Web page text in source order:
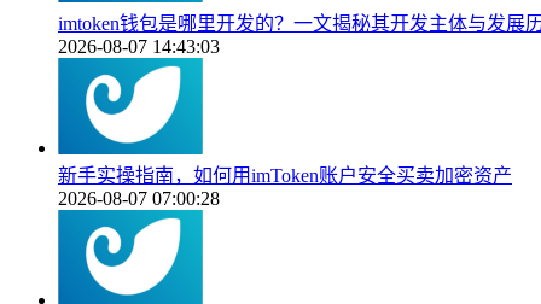
imtoken钱包是哪里开发的？一文揭秘其开发主体与发展
2026-08-07 14:43:03
新手实操指南，如何用imToken账户安全买卖加密资产
2026-08-07 07:00:28